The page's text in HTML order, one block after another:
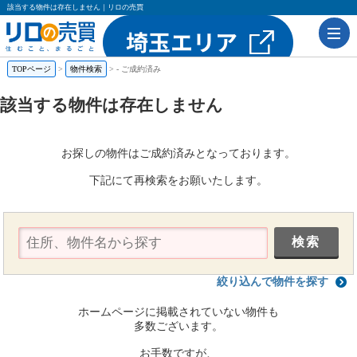
該当する物件は存在しません｜リロの売買
TOPページ 物件検索 - ご成約済み
該当する物件は存在しません
お探しの物件はご成約済みとなっております。
下記にて再検索をお願いたします。
絞り込んで物件を探す
ホームページに掲載されていない物件も
多数ございます。
お手数ですが、